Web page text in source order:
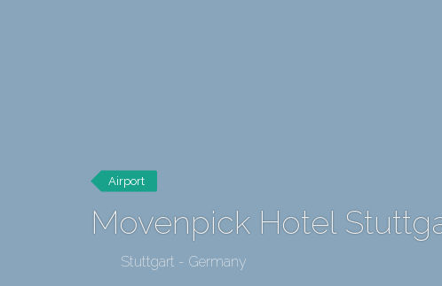
Airport
Movenpick Hotel
Stuttgart - Germany